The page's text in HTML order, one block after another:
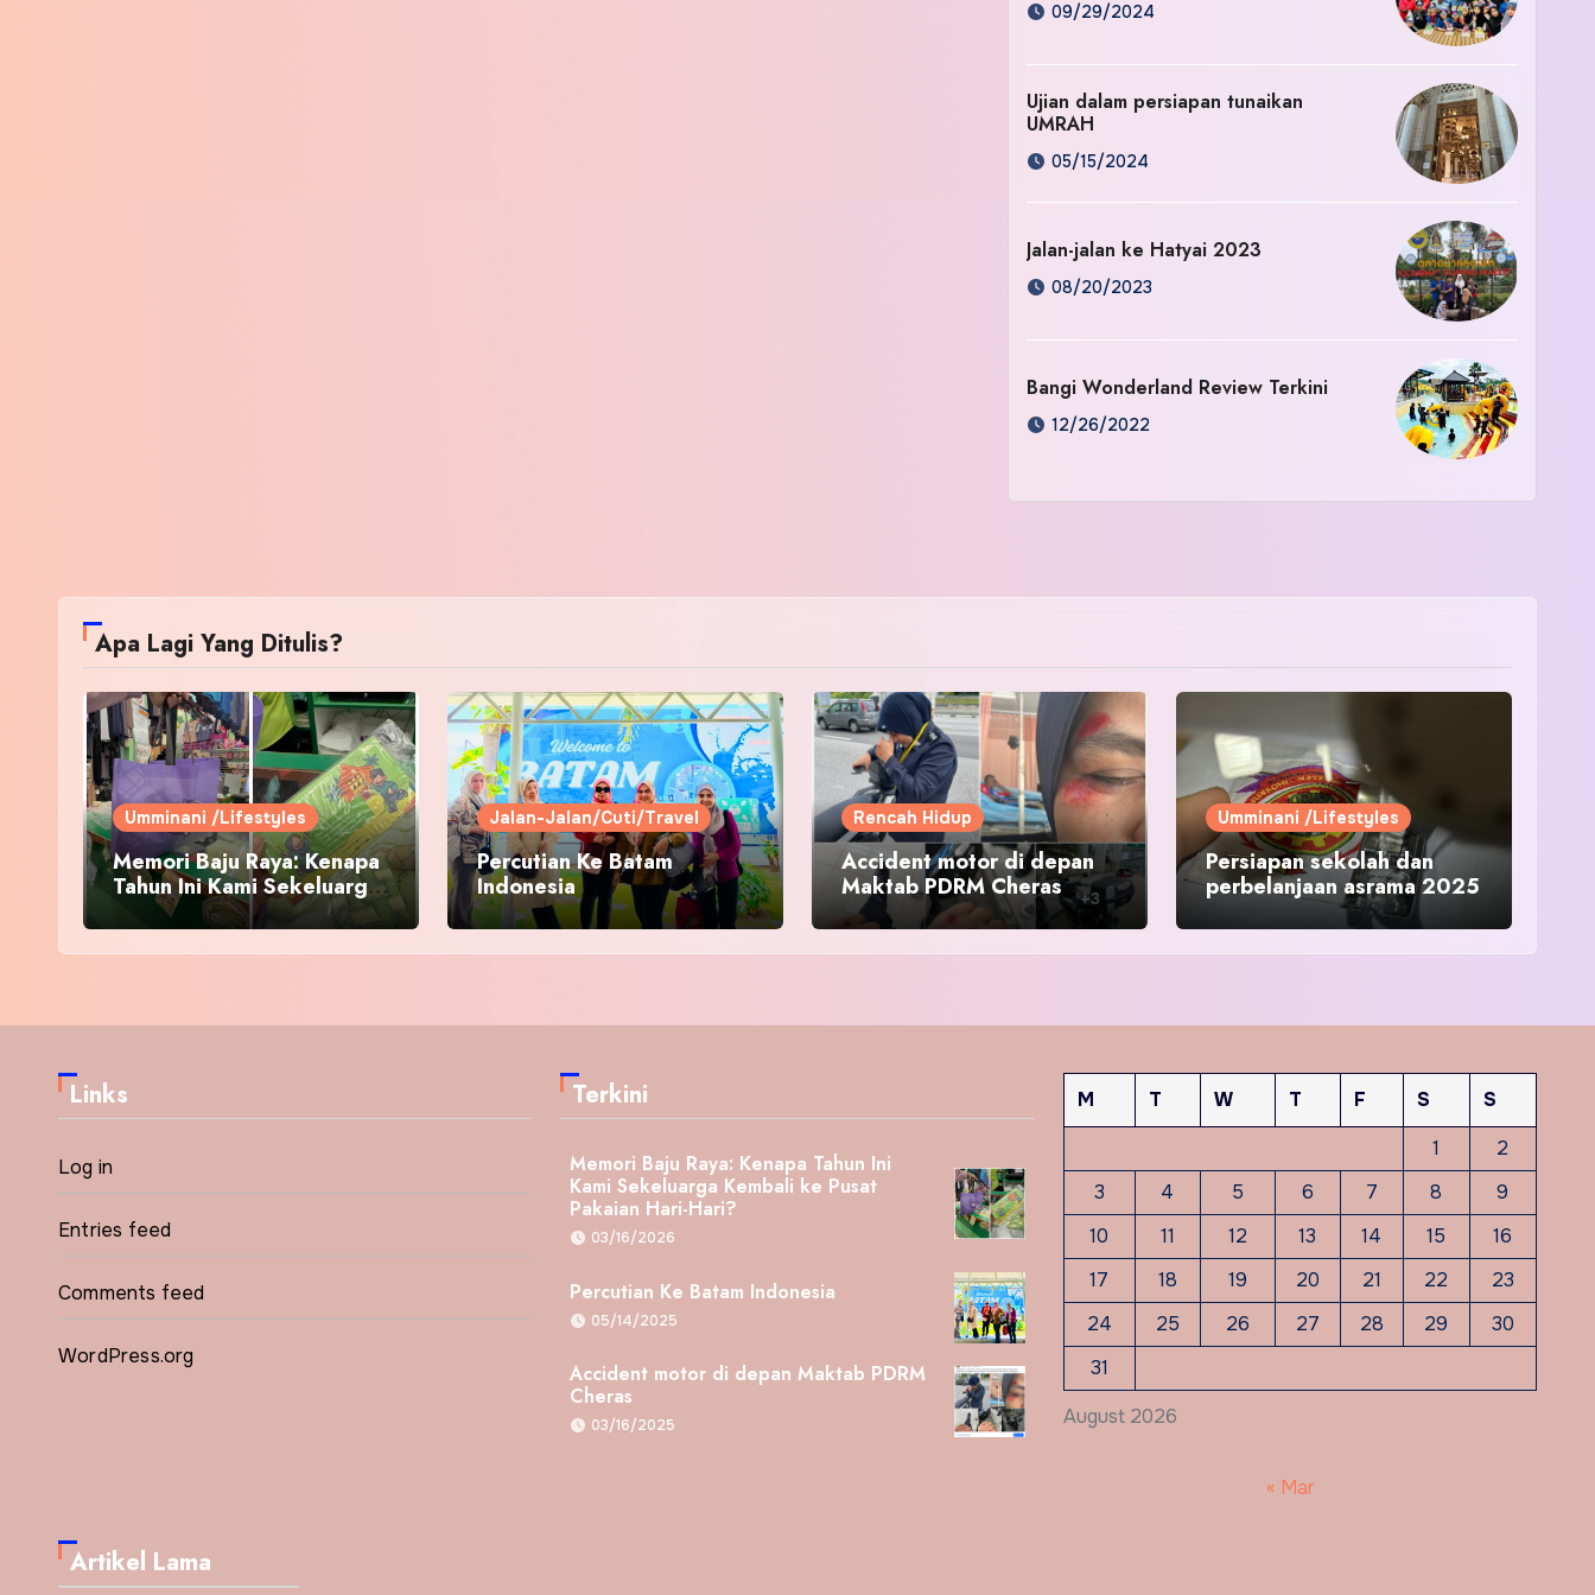
09/29/2024
Ujian dalam persiapan tunaikan
UMRAH
05/15/2024
Jalan-jalan ke Hatyai 2023
08/20/2023
Bangi Wonderland Review Terkini
12/26/2022
Apa Lagi Yang Ditulis?
Umminani /Lifestyles
Memori Baju Raya: Kenapa
Tahun Ini Kami Sekeluarga
Kembali ke Pusat Pakaian
Hari-Hari?
Jalan-Jalan/Cuti/Travel
Percutian Ke Batam
Indonesia
Rencah Hidup
Accident motor di depan
Maktab PDRM Cheras
Umminani /Lifestyles
Persiapan sekolah dan
perbelanjaan asrama 2025
Links
Log in
Entries feed
Comments feed
WordPress.org
Terkini
Memori Baju Raya: Kenapa Tahun Ini
Kami Sekeluarga Kembali ke Pusat
Pakaian Hari-Hari?
03/16/2026
Percutian Ke Batam Indonesia
05/14/2025
Accident motor di depan Maktab PDRM
Cheras
03/16/2025 August 2026
M T W T F S
S
1
2
3
4 5 6 7 8
9
10
11 12 13 14 15
16
17
18 19 20 21 22
23
24
25 26 27 28 29
30
31
« Mar
Artikel Lama